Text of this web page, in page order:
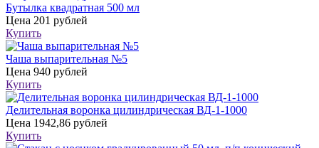
Бутылка квадратная 500 мл
Цена 201 рублей
Купить
Чаша выпарительная №5
Цена 940 рублей
Купить
Делительная воронка цилиндрическая ВД-1-1000
Цена 1942,86 рублей
Купить